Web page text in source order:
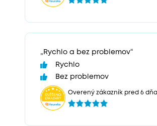
„Rychlo a bez problemov“
Rychlo
Bez problemov
Overený zákazník pred 6